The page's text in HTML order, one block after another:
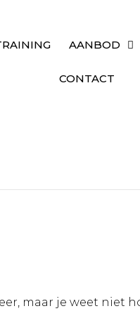
AANBOD
CONTACT
maar je weet niet